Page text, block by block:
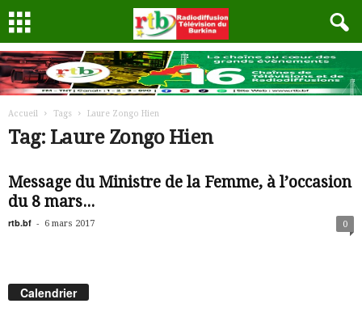
Accueil Tags Laure Zongo Hien
Tag: Laure Zongo Hien
Message du Ministre de la Femme, à l’occasion
du 8 mars...
rtb.bf - 6 mars 2017 0
Calendrier